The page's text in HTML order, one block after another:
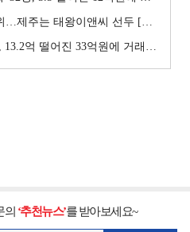
이앤씨 선두 [이 지역 분양왕-강원·제주]
떨어진 33억원에 거래 [일일 하락가]
의 ‘추천뉴스’를 받아보세요~